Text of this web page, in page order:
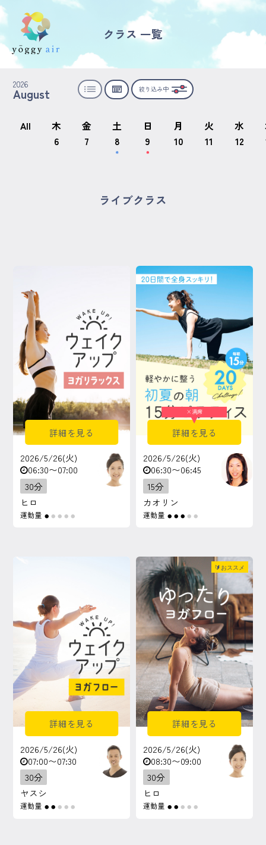
受講の流れ
料金について
インストラクター一覧
FAQ / お問い合わせ
マイページ
ログイン
会員規約について
クラス参加にあたっての同意書
特定商取引にかかわる表示
プライバシーポリシー
クラス 一覧
2026
August 絞り込み中
All
木
6
金
7
土
8
日
9
月
10
火
11
水
12
ライブクラス
詳細を見る
2026/5/26(火)
06:30〜07:00
30分
ヒロ
運動量 ● ● ● ● ●
詳細を見る
× 満席
2026/5/26(火)
06:30〜06:45
15分
カオリン
運動量 ● ● ● ● ●
詳細を見る
2026/5/26(火)
07:00〜07:30
30分
ヤスシ
運動量 ● ● ● ● ●
🔰おススメ
詳細を見る
2026/5/26(火)
08:30〜09:00
30分
ヒロ
運動量 ● ● ● ● ●